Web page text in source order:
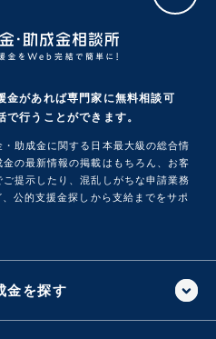
金があれば専門家に無料相談可
行うことができます。
助成金に関する日本最大級の総合情
の最新情報の掲載はもちろん、お客
提示したり、混乱しがちな申請業務
公的支援金探しから支給までをサポ
金を探す